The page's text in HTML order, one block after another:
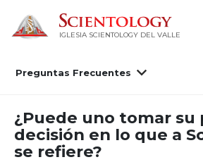
IGLESIA SCIENTOLOGY DEL VALLE
Preguntas Frecuentes
¿Puede uno tomar su
decisión en lo que a
se refiere?